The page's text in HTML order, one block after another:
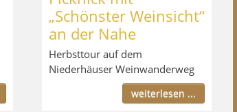
„Schönster Weinsicht“
an der Nahe
Herbsttour auf dem
Niederhäuser Weinwanderweg
weiterlesen ...